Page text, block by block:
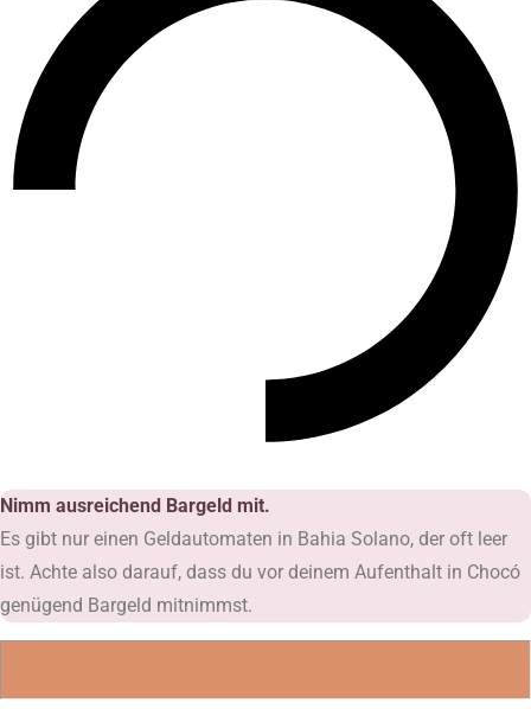
Nimm ausreichend Bargeld mit.
Es gibt nur einen Geldautomaten in Bahia Solano, der oft leer
ist. Achte also darauf, dass du vor deinem Aufenthalt in Chocó
genügend Bargeld mitnimmst.